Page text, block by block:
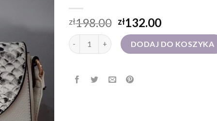
zł198.00 zł132.00
ilość ccc torebka DODAJ DO KOSZYKA